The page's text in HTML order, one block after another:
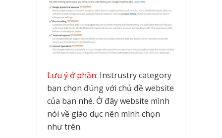
Lưu ý ở phần: Instrustry category
bạn chọn đúng với chủ đề website
của bạn nhé. Ở đây website mình
nói về giáo dục nên mình chọn
như trên.